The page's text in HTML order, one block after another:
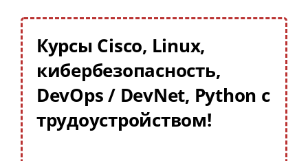
Курсы Cisco, Linux,
кибербезопасность,
DevOps / DevNet, Python с
трудоустройством!